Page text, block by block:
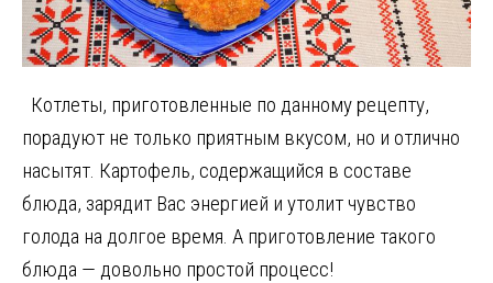
Котлеты, приготовленные по данному рецепту,
порадуют не только приятным вкусом, но и отлично
насытят. Картофель, содержащийся в составе
блюда, зарядит Вас энергией и утолит чувство
голода на долгое время. А приготовление такого
блюда — довольно простой процесс!